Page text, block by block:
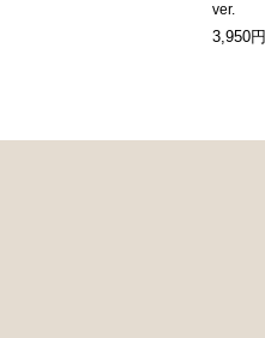
ver.
3,950円